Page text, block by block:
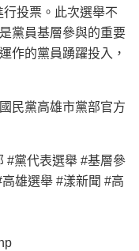
投票。此次選舉不
黨員基層參與的重要
作的黨員踴躍投入，
民黨高雄市黨部官方
#黨代表選舉 #基層參
雄選舉 #漾新聞 #高